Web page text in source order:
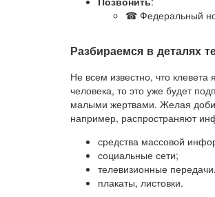
☎ Федеральный
Разбираемся в деталях
Не всем известно, что
человека, то это уже будет
малыми жертвами. Желая
например, распространяют
средства массовой
социальные сети;
телевизионные
плакаты, листовки.